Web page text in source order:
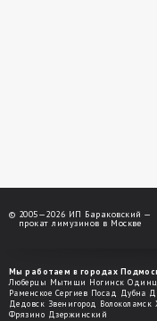
© 2005—2026 ИП Бараковский —
прокат лимузинов в Москве
Мы работаем в городах
Люберцы Мытищи Ногинск
Раменское Сергиев Посад Дубна
Дедовск Звенигород Волоколамск
Фрязино Дзержинский